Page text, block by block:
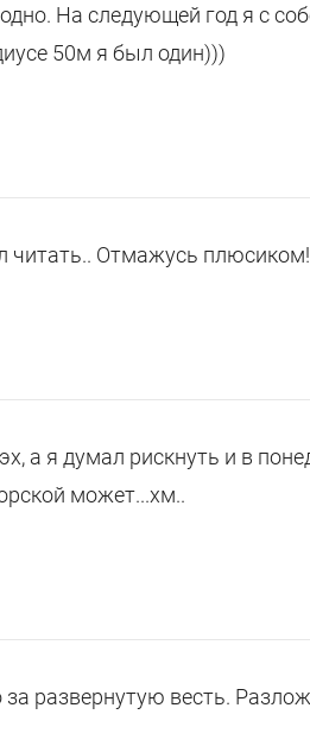
На следующей год я с
50м я был один)))
читать.. Отмажусь плюсиком!
а я думал рискнуть и в
может...хм..
за развернутую весть.